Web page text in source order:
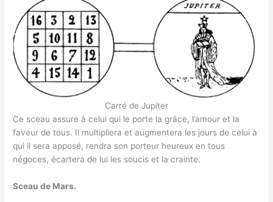
Carré de Jupiter
Ce sceau assure à celui qui le porte la grâce, l’amour et la
faveur de tous. Il multipliera et augmentera les jours de celui à
qui il sera apposé, rendra son porteur heureux en tous
négoces, écartera de lui les soucis et la crainte.
Sceau de Mars.